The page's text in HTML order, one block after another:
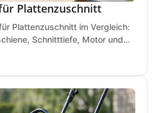
Plattenzuschnitt
Plattenzuschnitt im Vergleich:
Schnitttiefe, Motor und